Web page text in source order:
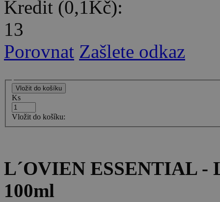
Kredit (0,1Kč):
13
Porovnat Zašlete odkaz
Ks
Vložit do košíku:
L´OVIEN ESSENTIAL -
100ml